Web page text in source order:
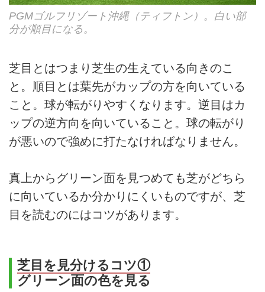
PGMゴルフリゾート沖縄（ティフトン）。白い部
分が順目になる。
芝目とはつまり芝生の生えている向きのこ
と。順目とは葉先がカップの方を向いている
こと。球が転がりやすくなります。逆目はカ
ップの逆方向を向いていること。球の転がり
が悪いので強めに打たなければなりません。
真上からグリーン面を見つめても芝がどちら
に向いているか分かりにくいものですが、芝
目を読むのにはコツがあります。
芝目を見分けるコツ①
グリーン面の色を見る